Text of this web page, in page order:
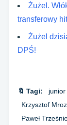
Żużel.
transferowy
Żużel
DPŚ!
🔖 Tagi:
Krzysztof
Paweł